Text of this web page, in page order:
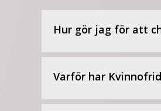
Hur gör jag för att
Varför har